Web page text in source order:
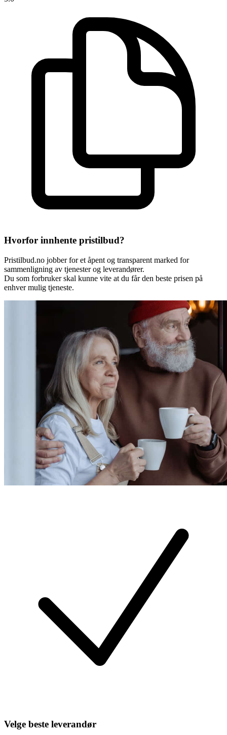
Hvorfor innhente pristilbud?
Pristilbud.no jobber for et åpent og transparent marked for
sammenligning av tjenester og leverandører.
Du som forbruker skal kunne vite at du får den beste prisen på
enhver mulig tjeneste.
Velge beste leverandør